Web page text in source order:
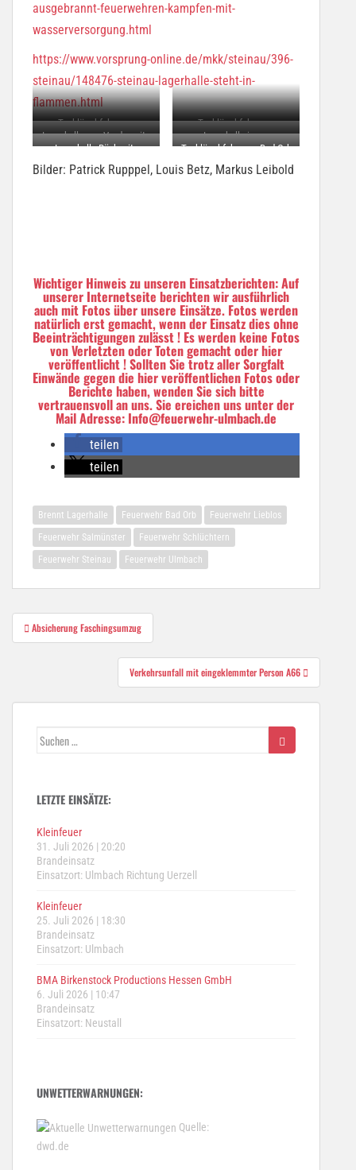
ausgebrannt-feuerwehren-kampfen-mit-
wasserversorgung.html
https://www.vorsprung-online.de/mkk/steinau/396-
steinau/148476-steinau-lagerhalle-steht-in-
flammen.html
Tanklöschfahrzeug
Ulmbach beim
Tanklöschfahrzeug
Ulmbach beim Nachtanken
Lagerhalle von Vorderseite
Lagerhalle innen
Lagerhalle Rückseite
Tanklöschfahrzeug Bad Orb
versorgt LF Ulmbach mit
Bilder: Patrick Rupppel, Louis Betz, Markus Leibold
Wichtiger Hinweis zu unseren Einsatzberichten: Auf
unserer Internetseite berichten wir ausführlich
auch mit Fotos über unsere Einsätze. Fotos werden
natürlich erst gemacht, wenn der Einsatz dies ohne
Beeinträchtigungen zulässt ! Es werden keine Fotos
von Verletzten oder Toten gemacht oder hier
veröffentlicht ! Sollten Sie trotz aller Sorgfalt
Einwände gegen die hier veröffentlichen Fotos oder
Berichte haben, wenden Sie sich bitte
vertrauensvoll an uns. Sie ereichen uns unter der
Mail Adresse: Info@feuerwehr-ulmbach.de
teilen
teilen
Brennt Lagerhalle Feuerwehr Bad Orb
Feuerwehr Lieblos
Feuerwehr Salmünster
Feuerwehr Schlüchtern
Feuerwehr Steinau
Feuerwehr Ulmbach
Beitragsnavigation
Absicherung Faschingsumzug
Verkehrsunfall mit eingeklemmter Person A66
Suchen
LETZTE EINSÄTZE:
Kleinfeuer
31. Juli 2026 | 20:20
Brandeinsatz
Einsatzort: Ulmbach Richtung Uerzell
Kleinfeuer
25. Juli 2026 | 18:30
Brandeinsatz
Einsatzort: Ulmbach
BMA Birkenstock Productions Hessen GmbH
6. Juli 2026 | 10:47
Brandeinsatz
Einsatzort: Neustall
UNWETTERWARNUNGEN:
Quelle:
dwd.de